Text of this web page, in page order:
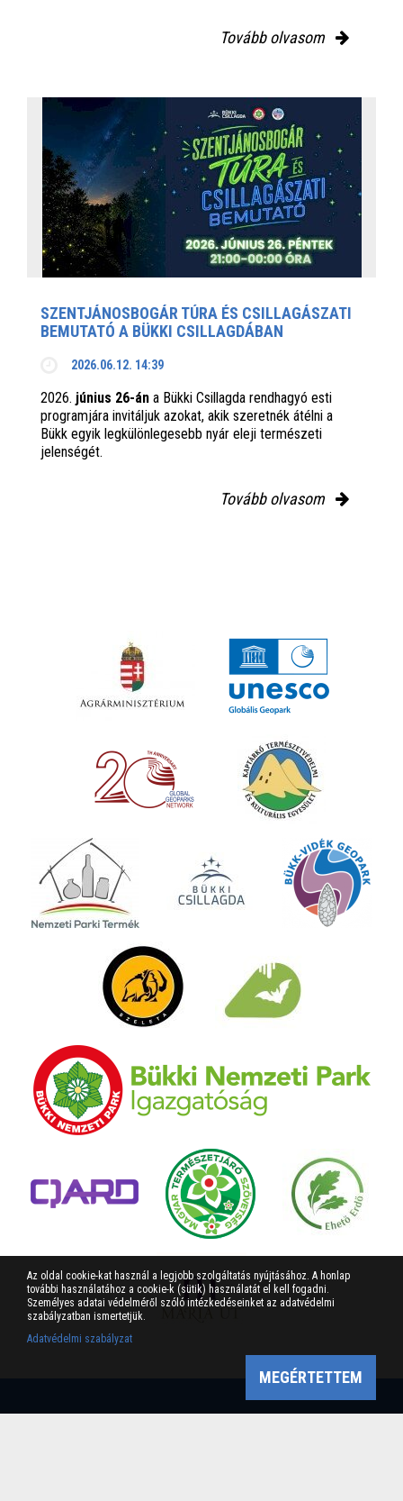
Tovább olvasom
SZENTJÁNOSBOGÁR TÚRA ÉS CSILLAGÁSZATI
BEMUTATÓ A BÜKKI CSILLAGDÁBAN
2026.06.12. 14:39
2026. június 26-án a Bükki Csillagda rendhagyó esti
programjára invitáljuk azokat, akik szeretnék átélni a
Bükk egyik legkülönlegesebb nyár eleji természeti
jelenségét.
Tovább olvasom
Az oldal cookie-kat használ a legjobb szolgáltatás nyújtásához. A honlap
további használatához a cookie-k (sütik) használatát el kell fogadni.
Személyes adatai védelméről szóló intézkedéseinket az adatvédelmi
szabályzatban ismertetjük.
Adatvédelmi szabályzat
MEGÉRTETTEM